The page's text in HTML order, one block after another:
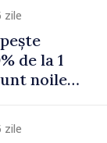
zile
de la 1
noile
zile